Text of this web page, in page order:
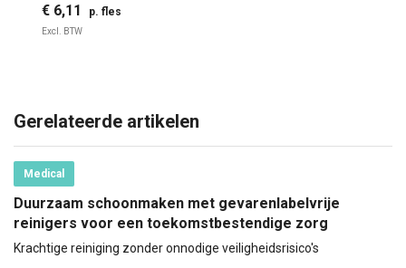
€ 6,11 p. fles
Excl. BTW
Gerelateerde artikelen
Medical
Duurzaam schoonmaken met gevarenlabelvrije
reinigers voor een toekomstbestendige zorg
Krachtige reiniging zonder onnodige veiligheidsrisico's